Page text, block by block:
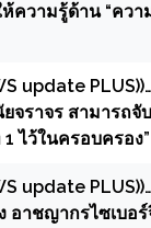
ความรู้ด้าน “คว
update
จราจร สามารถจั
ไว้ในครอบครอง”
update
อาชญากรไซเบอ